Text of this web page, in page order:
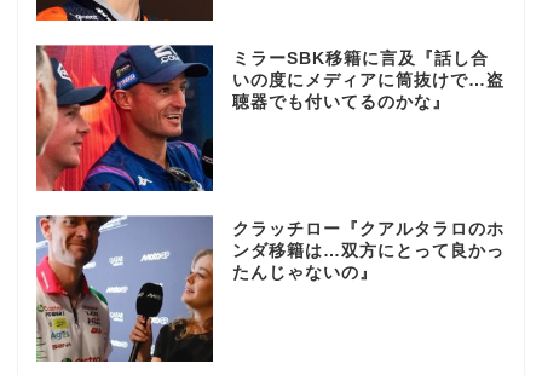
ミラーSBK移籍に言及『話し合
いの度にメディアに筒抜けで…盗
聴器でも付いてるのかな』
クラッチロー『クアルタラロのホ
ンダ移籍は…双方にとって良かっ
たんじゃないの』